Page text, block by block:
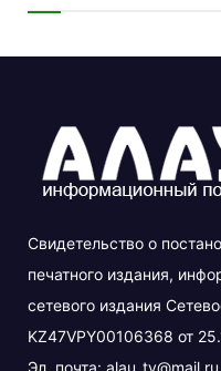
Свидетельство о
печатного издания,
сетевого издания
KZ47VPY00106368 от